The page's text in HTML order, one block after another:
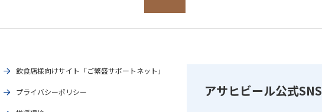
飲食店様向けサイト「ご繁盛サポートネット」
プライバシーポリシー アサヒビール公式SNS